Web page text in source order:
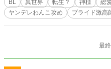
うで。フェルガは少し呆けて、それか
き弟子の名を呼んだ。生前最強の魔術
デレ師匠になります。受けが攻めに会
しまいました。※第10回BL大賞に参
BL 異世界 転生？ 神様 総
ヤンデレわんこ攻め
プライド激高
最